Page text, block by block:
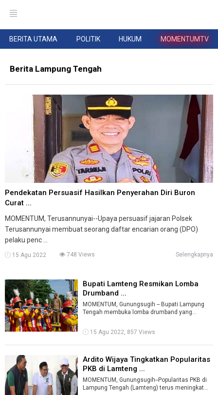
BERITA UTAMA POLITIK HUKUM MOMENTUMTV
Berita Lampung Tengah
Pendekatan Persuasif Hasilkan Penyerahan Diri Buron
Curat ...
MOMENTUM, Terusannunyai--Upaya persuasif jajaran Polsek
Terusannunyai membuat seorang daftar encarian orang (DPO)
pelaku penc ...
15 Agu 2022 748 Views Selengkapnya
Bupati Lamteng Resmikan Lomba
Drumband ...
MOMENTUM, Gunungsugih -- Bupati Lampung
Tengah membuka lomba drumband yang
15 Agu ...
15 Agu 2022, 857 Views
Ardito Wijaya Tingkatkan Popularitas
PKB di Lamteng ...
MOMENTUM, Gunungsugih--Popularitas PKB di
Lampung Tengah (Lamteng) terus meningkat